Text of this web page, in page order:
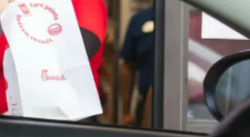
CAMPFIRE for